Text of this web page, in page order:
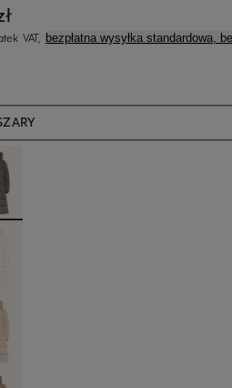
VAT, bezpłatna wysyłka standardowa,